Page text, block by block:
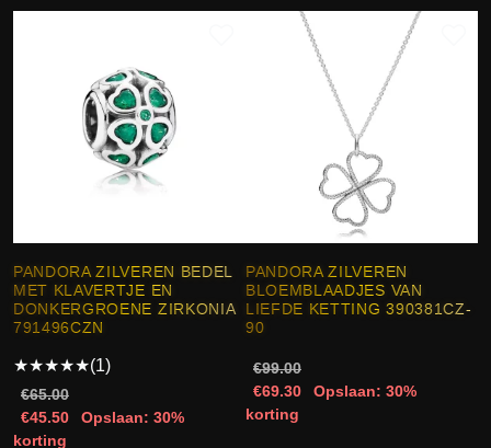
PANDORA ZILVEREN BEDEL
MET KLAVERTJE EN
DONKERGROENE ZIRKONIA
791496CZN
★★★★★(1)
€65.00
€45.50
Opslaan: 30%
korting
PANDORA ZILVEREN
BLOEMBLAADJES VAN
LIEFDE KETTING 390381CZ-
90
€99.00
€69.30
Opslaan: 30%
korting